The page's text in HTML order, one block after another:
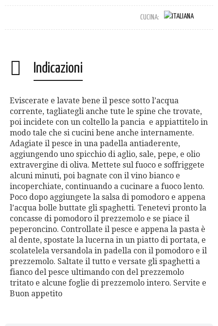
CUCINA:
Indicazioni
Eviscerate e lavate bene il pesce sotto l’acqua
corrente, tagliategli anche tute le spine che trovate,
poi incidete con un coltello la pancia e appiattitelo in
modo tale che si cucini bene anche internamente.
Adagiate il pesce in una padella antiaderente,
aggiungendo uno spicchio di aglio, sale, pepe, e olio
extravergine di oliva. Mettete sul fuoco e soffriggete
alcuni minuti, poi bagnate con il vino bianco e
incoperchiate, continuando a cucinare a fuoco lento.
Poco dopo aggiungete la salsa di pomodoro e appena
l’acqua bolle buttate gli spaghetti. Tenetevi pronto la
concasse di pomodoro il prezzemolo e se piace il
peperoncino. Controllate il pesce e appena la pasta è
al dente, spostate la lucerna in un piatto di portata, e
scolatelela versandola in padella con il pomodoro e il
prezzemolo. Saltate il tutto e versate gli spaghetti a
fianco del pesce ultimando con del prezzemolo
tritato e alcune foglie di prezzemolo intero. Servite e
Buon appetito